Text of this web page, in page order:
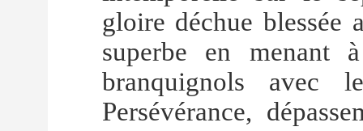
gloire déchue blessée
superbe en menant
branquignols avec
Persévérance,